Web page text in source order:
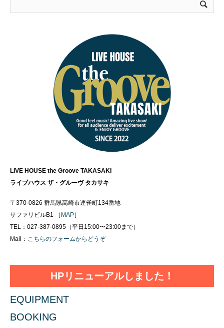
LIVE HOUSE the Groove TAKASAKI
ライブハウス ザ・グルーヴ タカサキ
〒370-0826 群馬県高崎市連雀町134番地
サファリビルB1
［MAP］
TEL：027-387-0895（平日15:00〜23:00まで）
Mail： こちらのフォームからどうぞ
HPリニューアルしました！
EQUIPMENT
BOOKING